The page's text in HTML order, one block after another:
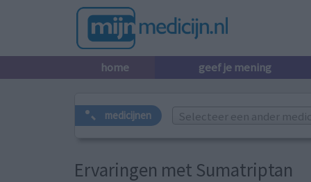
home geef je mening
medicijnen Selecteer een ander
Ervaringen met Sumatriptan